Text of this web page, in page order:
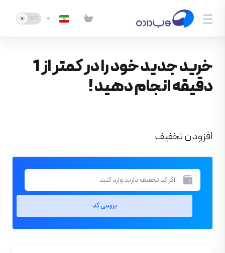
خرید جدید خود را در کمتر از 1
دقیقه انجام دهید !
افزودن تخفیف
بررسی کد